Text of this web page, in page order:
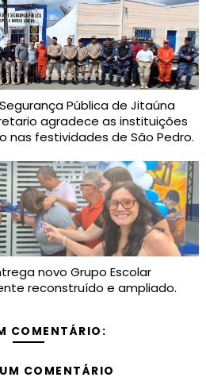
Pública de Jitaúna
agradece as instituições
nas festividades de São Pedro.
novo Grupo Escolar
reconstruído e ampliado.
COMENTÁRIO:
COMENTÁRIO